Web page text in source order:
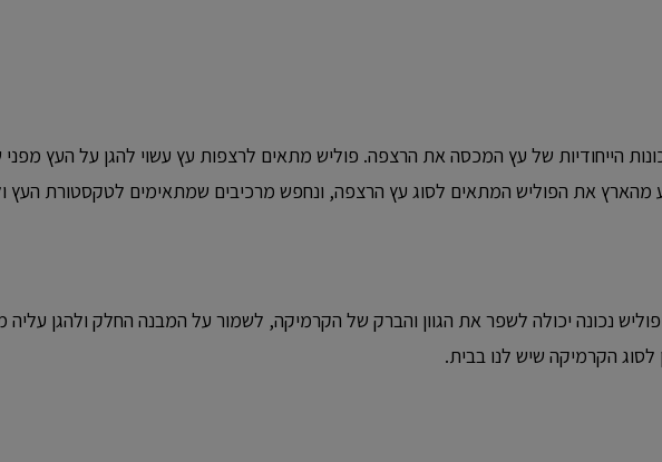
הייחודיות של עץ המכסה את הרצפה. פוליש מתאים לרצפות עץ עשוי להגן על העץ מפני
את הפוליש המתאים לסוג עץ הרצפה, ונחפש מרכיבים שמתאימים לטקסטורת העץ
נכונה יכולה לשפר את הגוון והברק של הקרמיקה, לשמור על המבנה החלק ולהגן עליה
לסוג הקרמיקה שיש לנו בבית.